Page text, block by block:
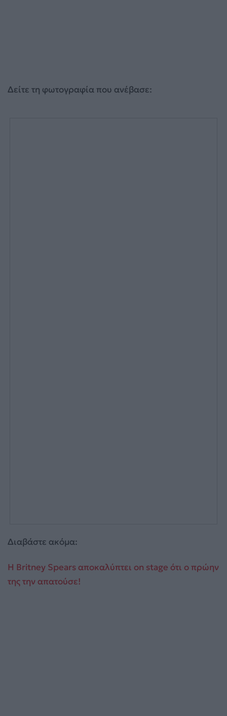
Δείτε τη φωτογραφία που ανέβασε:
Διαβάστε ακόμα:
Η Britney Spears αποκαλύπτει on stage ότι ο πρώην
της την απατούσε!